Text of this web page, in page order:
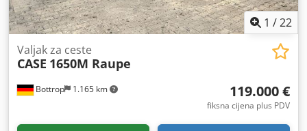
1 /22
Bottrop 1.165 km
Valjak za ceste
CASE 1650M Raupe
119.000 €
fiksna cijena plus PDV